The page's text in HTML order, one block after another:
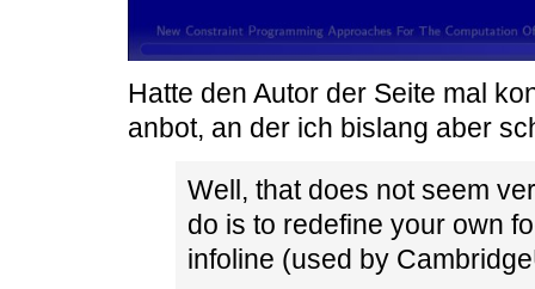
Hatte den Autor der Seite mal
anbot, an der ich bislang aber
Well, that does not seem
do is to redefine your own
infoline (used by